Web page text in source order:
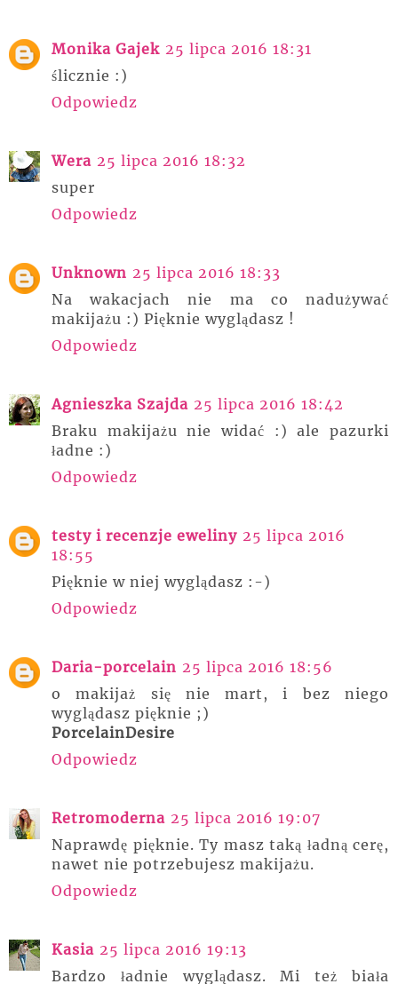
Monika Gajek 25 lipca 2016 18:31
ślicznie :)
Odpowiedz
Wera 25 lipca 2016 18:32
super
Odpowiedz
Unknown 25 lipca 2016 18:33
Na wakacjach nie ma co nadużywać
makijażu :) Pięknie wyglądasz !
Odpowiedz
Agnieszka Szajda 25 lipca 2016 18:42
Braku makijażu nie widać :) ale pazurki
ładne :)
Odpowiedz
testy i recenzje eweliny 25 lipca 2016
18:55
Pięknie w niej wyglądasz :-)
Odpowiedz
Daria-porcelain 25 lipca 2016 18:56
o makijaż się nie mart, i bez niego
wyglądasz pięknie ;)
PorcelainDesire
Odpowiedz
Retromoderna 25 lipca 2016 19:07
Naprawdę pięknie. Ty masz taką ładną cerę,
nawet nie potrzebujesz makijażu.
Odpowiedz
Kasia 25 lipca 2016 19:13
Bardzo ładnie wyglądasz. Mi też biała